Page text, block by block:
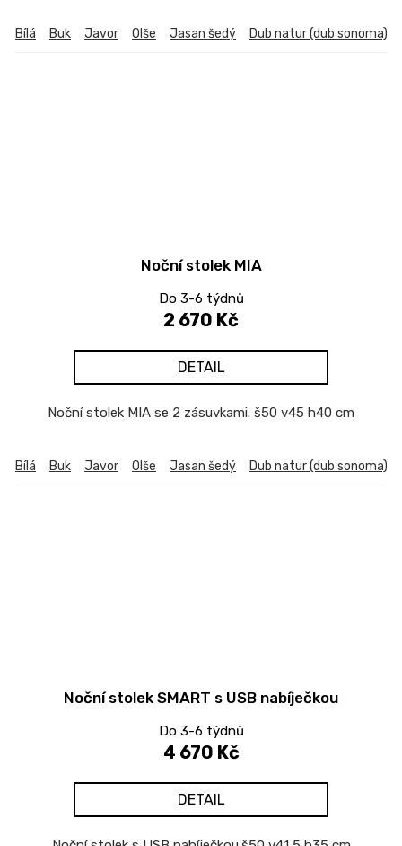
Bílá Buk Javor Olše Jasan šedý Dub natur (dub sonoma)
Noční stolek MIA
Do 3-6 týdnů
2 670 Kč
DETAIL
Noční stolek MIA se 2 zásuvkami. š50 v45 h40 cm
Bílá Buk Javor Olše Jasan šedý Dub natur (dub sonoma)
Noční stolek SMART s USB nabíječkou
Do 3-6 týdnů
4 670 Kč
DETAIL